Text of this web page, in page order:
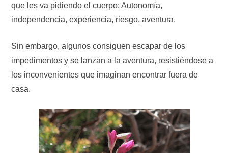
que les va pidiendo el cuerpo: Autonomía,
independencia, experiencia, riesgo, aventura.
Sin embargo, algunos consiguen escapar de los
impedimentos y se lanzan a la aventura, resistiéndose a
los inconvenientes que imaginan encontrar fuera de
casa.